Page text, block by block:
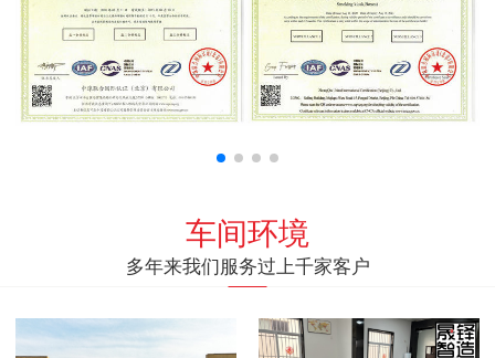
车间环境
多年来我们服务过上千家客户